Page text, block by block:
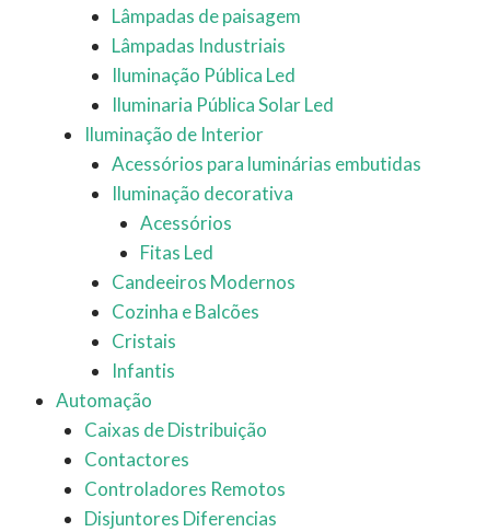
Lâmpadas de paisagem
Lâmpadas Industriais
Iluminação Pública Led
Iluminaria Pública Solar Led
Iluminação de Interior
Acessórios para luminárias embutidas
Iluminação decorativa
Acessórios
Fitas Led
Candeeiros Modernos
Cozinha e Balcões
Cristais
Infantis
Automação
Caixas de Distribuição
Contactores
Controladores Remotos
Disjuntores Diferencias